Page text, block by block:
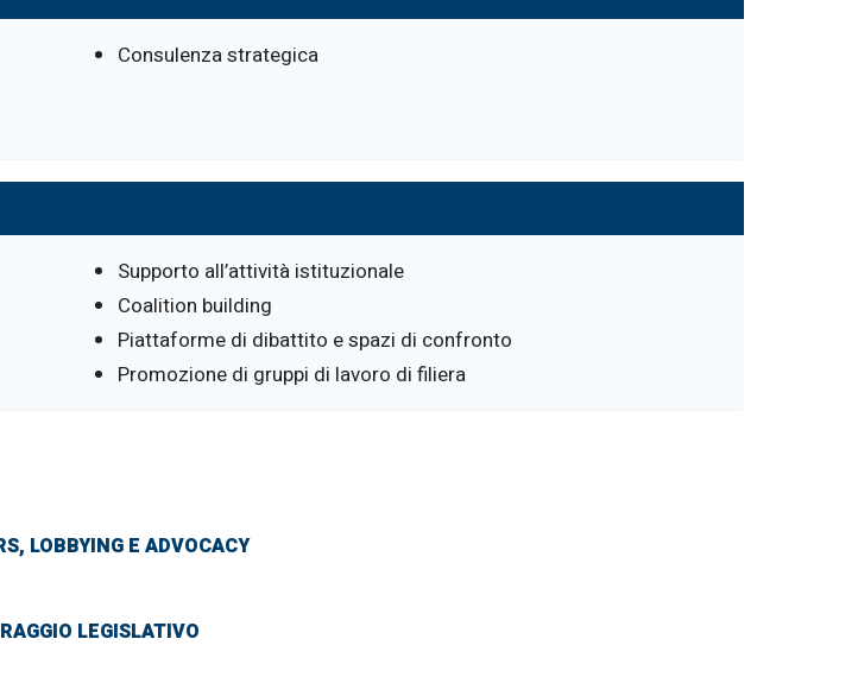
Consulenza strategica
Supporto all’attività istituzionale
Coalition building
Piattaforme di dibattito e spazi di confronto
Promozione di gruppi di lavoro di filiera
LOBBYING E ADVOCACY
LEGISLATIVO